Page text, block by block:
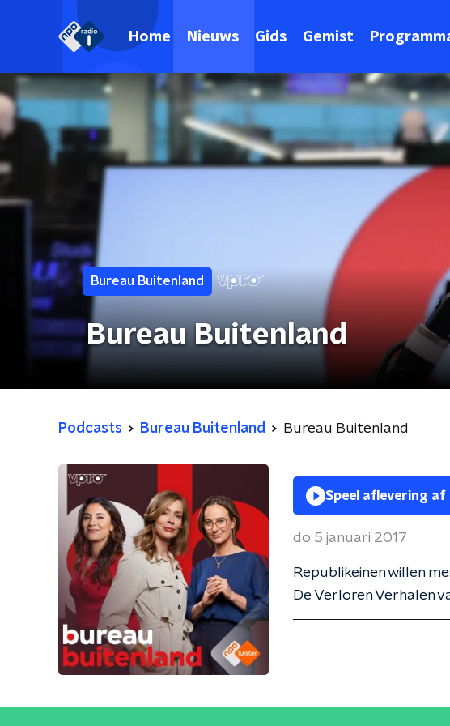
Home Nieuws Gids Gemist
Bureau Buitenland
Bureau Buitenland
Podcasts Bureau Buitenland Bureau Buitenland
Speel aflevering af
do 5 januari 2017
Republikeinen willen
De Verloren Verhalen